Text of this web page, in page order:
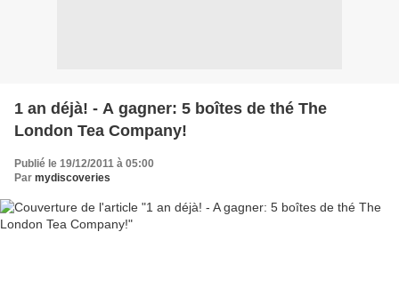
1 an déjà! - A gagner: 5 boîtes de thé The
London Tea Company!
Publié le 19/12/2011 à 05:00
Par mydiscoveries